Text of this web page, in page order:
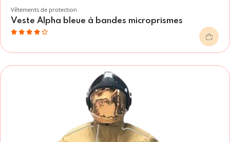
Vêtements de protection
Veste Alpha bleue à bandes microprismes